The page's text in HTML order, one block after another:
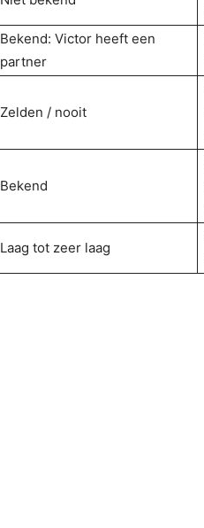
Bekend: Victor heeft een
partner
Zelden / nooit
Bekend
Laag tot zeer laag